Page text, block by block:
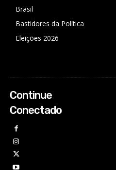
Brasil
Bastidores da Política
Eleições 2026
Continue
Conectado